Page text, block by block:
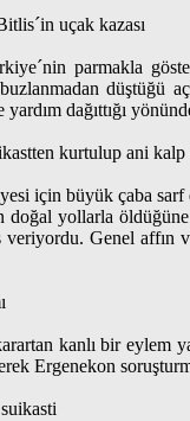
uçak kazası
parmakla
düştüğü
dağıttığı
kurtulup ani
için büyük çaba
doğal yollarla
Genel affın
kanlı bir eylem
Ergenekon